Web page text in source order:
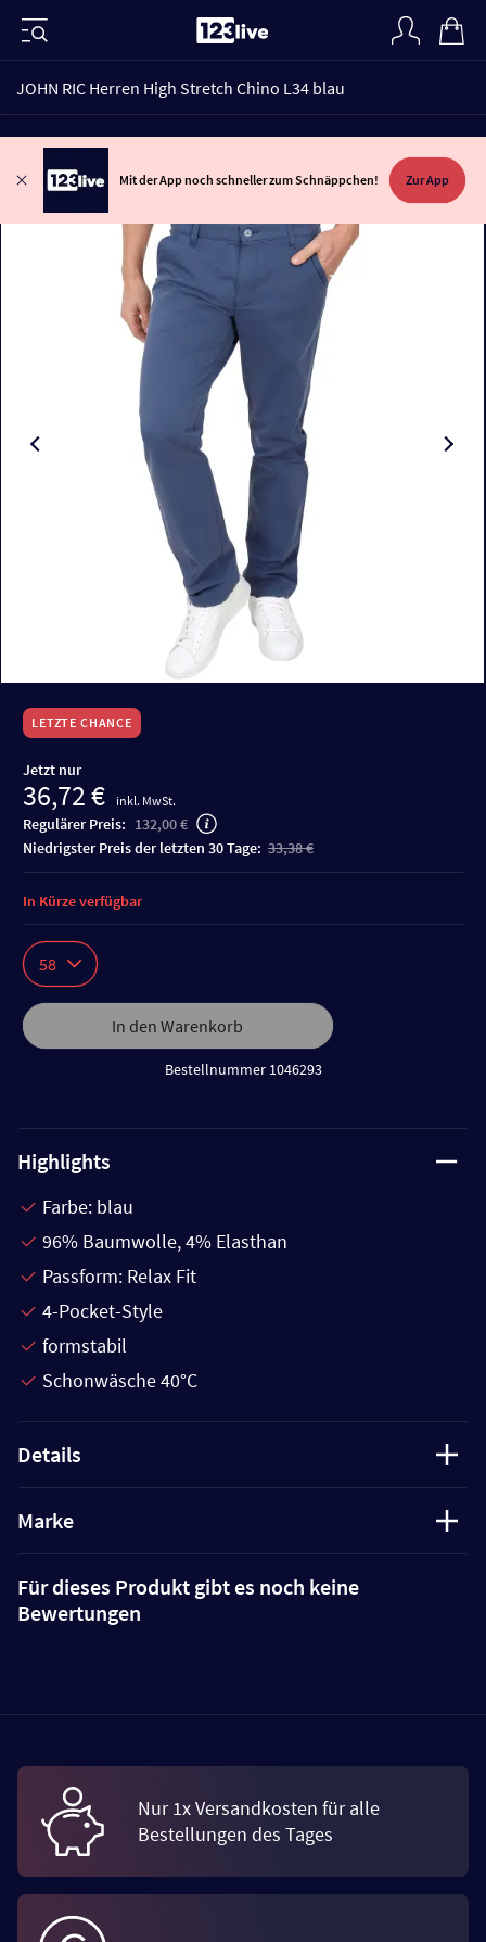
JOHN RIC Herren High Stretch Chino L34 blau
Mit der App noch schneller zum Schnäppchen! Zur App
LETZTE CHANCE
Jetzt nur
36,72 € inkl. MwSt.
Regulärer Preis: 132,00 €
niedrigster Preis der letzten 30 Tage: 33,38 €
58
In den Warenkorb
Bestellnummer 1046293
In Kürze verfügbar
Highlights
Farbe: blau
96% Baumwolle, 4% Elasthan
Passform: Relax Fit
4-Pocket-Style
formstabil
Schonwäsche 40°C
Details
Marke
Für dieses Produkt gibt es noch keine
Bewertungen
Nur 1x Versandkosten für alle
Bestellungen des Tages